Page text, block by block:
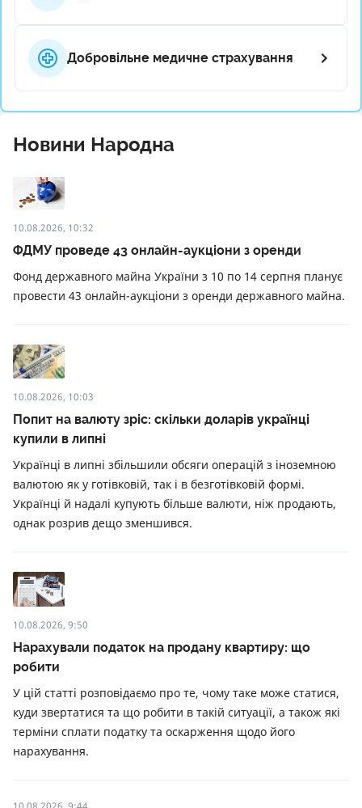
Добровільне медичне страхування
Новини Народна
10.08.2026, 10:32
ФДМУ проведе 43 онлайн-аукціони з оренди
Фонд державного майна України з 10 по 14 серпня планує
провести 43 онлайн-аукціони з оренди державного майна.
10.08.2026, 10:03
Попит на валюту зріс: скільки доларів українці
купили в липні
Українці в липні збільшили обсяги операцій з іноземною
валютою як у готівковій, так і в безготівковій формі.
Українці й надалі купують більше валюти, ніж продають,
однак розрив дещо зменшився.
10.08.2026, 9:50
Нарахували податок на продану квартиру: що
робити
У цій статті розповідаємо про те, чому таке може статися,
куди звертатися та що робити в такій ситуації, а також які
терміни сплати податку та оскарження щодо його
нарахування.